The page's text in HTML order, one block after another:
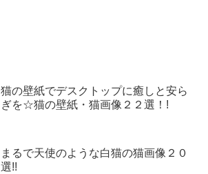
猫の壁紙でデスクトップに癒しと安ら
ぎを☆猫の壁紙・猫画像２２選！!
まるで天使のような白猫の猫画像２０
選!!